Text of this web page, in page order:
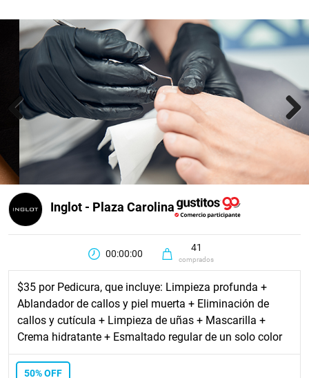
Next
Inglot - Plaza Carolina
00:00:00
41
comprados
$35 por Pedicura, que incluye: Limpieza profunda +
Ablandador de callos y piel muerta + Eliminación de
callos y cutícula + Limpieza de uñas + Mascarilla +
Crema hidratante + Esmaltado regular de un solo color
50% OFF